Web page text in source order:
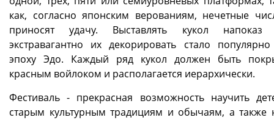
как, согласно японским верованиям, нечетные
приносят удачу. Выставлять кукол
экстравагантно их декорировать стало
эпоху Эдо. Каждый ряд кукол должен быть
красным войлоком и располагается иерархически.
Фестиваль - прекрасная возможность научить
старым культурным традициям и обычаям, а также